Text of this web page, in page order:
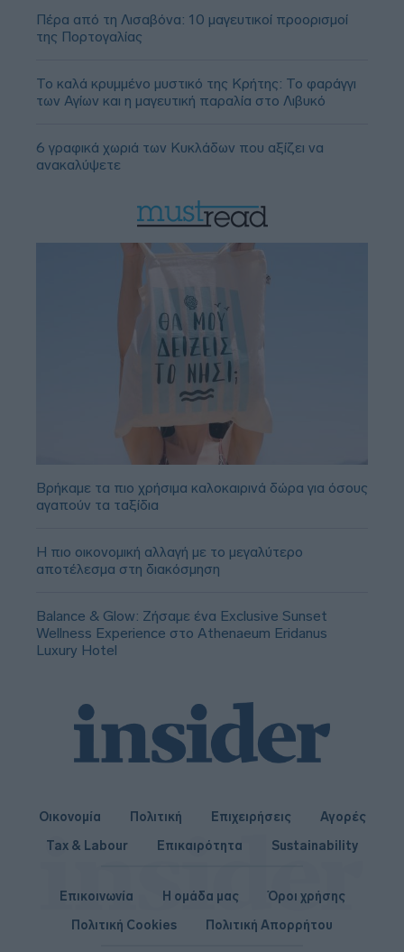
Πέρα από τη Λισαβόνα: 10 μαγευτικοί προορισμοί
της Πορτογαλίας
Το καλά κρυμμένο μυστικό της Κρήτης: Το φαράγγι
των Αγίων και η μαγευτική παραλία στο Λιβυκό
6 γραφικά χωριά των Κυκλάδων που αξίζει να
ανακαλύψετε
Βρήκαμε τα πιο χρήσιμα καλοκαιρινά δώρα για όσους
αγαπούν τα ταξίδια
Η πιο οικονομική αλλαγή με το μεγαλύτερο
αποτέλεσμα στη διακόσμηση
Balance & Glow: Ζήσαμε ένα Exclusive Sunset
Wellness Experience στο Athenaeum Eridanus
Luxury Hotel
Οικονομία Πολιτική Επιχειρήσεις
Αγορές
Tax & Labour
Επικαιρότητα Sustainability
Επικοινωνία Η ομάδα μας
Όροι χρήσης
Πολιτική Cookies
Πολιτική Απορρήτου